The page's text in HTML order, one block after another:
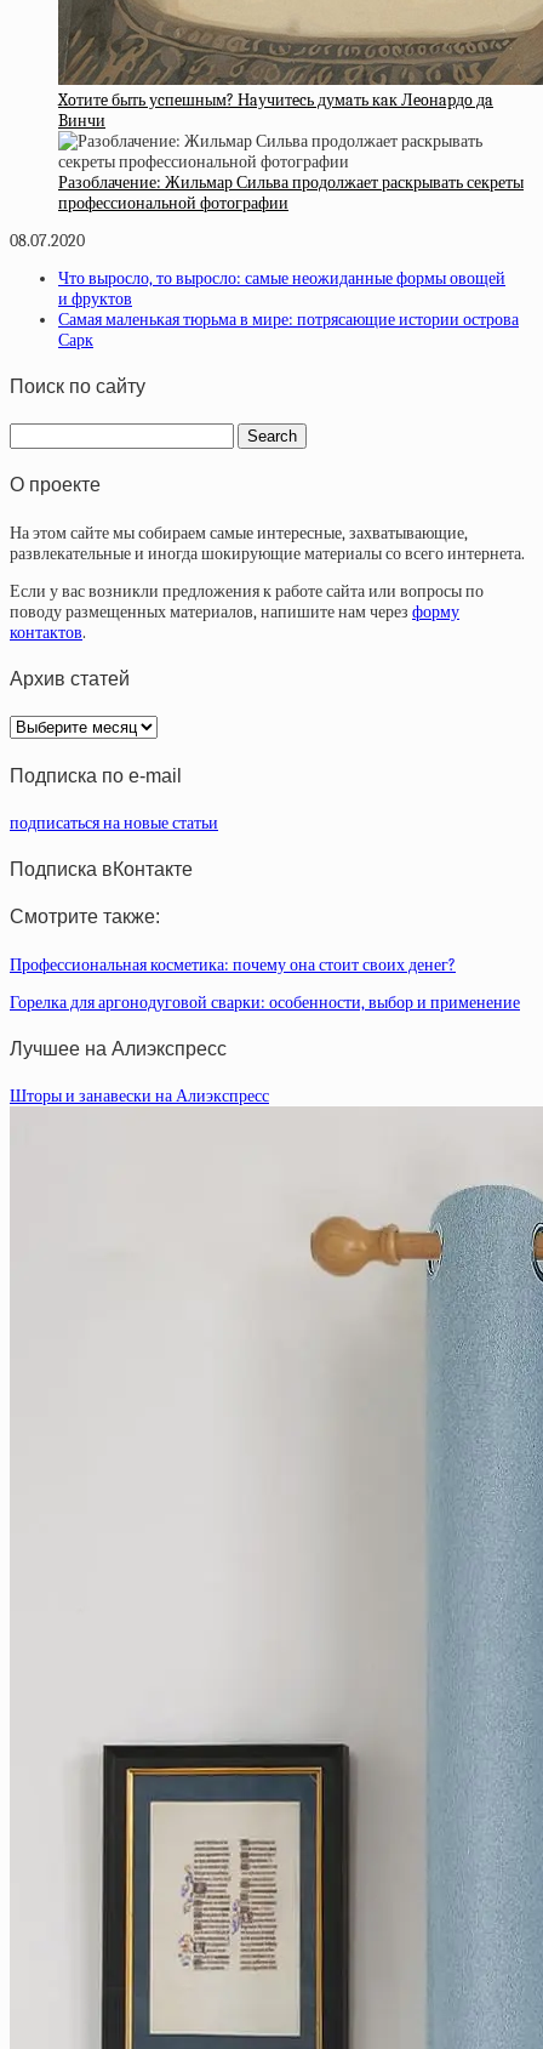
Xoтитe быть уcпeшным? Нaучитecь думaть кaк Лeoнapдo дa
Bинчи
Разоблачение: Жильмар Сильва продолжает раскрывать секреты
профессиональной фотографии
08.07.2020
Что выросло, то выросло: самые неожиданные формы овощей
и фруктов
Самая маленькая тюрьма в мире: потрясающие истории острова
Сарк
Поиск по сайту
О проекте
На этом сайте мы собираем самые интересные, захватывающие,
развлекательные и иногда шокирующие материалы со всего интернета.
Если у вас возникли предложения к работе сайта или вопросы по
поводу размещенных материалов, напишите нам через форму
контактов.
Архив статей
Архив
статей
Подписка по e-mail
подписаться на новые статьи
Подписка вКонтакте
Смотрите также:
Профессиональная косметика: почему она стоит своих денег?
Горелка для аргонодуговой сварки: особенности, выбор и применение
Лучшее на Алиэкспресс
Шторы и занавески на Алиэкспресс